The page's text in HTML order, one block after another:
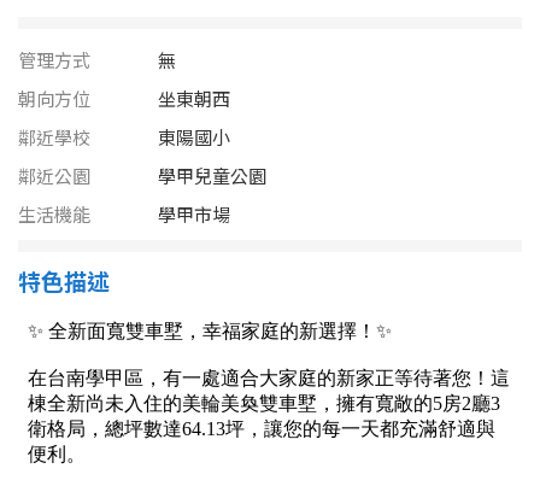
台南市
花蓮縣
40~50 坪
60~70 坪
不拘
地下室
1樓
管理方式
無
朝向方位
坐東朝西
鄰近學校
東陽國小
鄰近公園
學甲兒童公園
生活機能
學甲市場
特色描述